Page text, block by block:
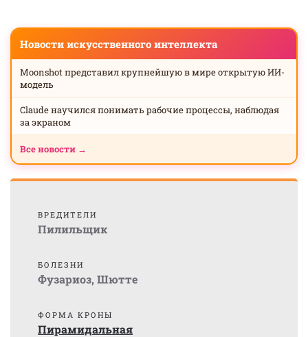
Новости искусственного интеллекта
Moonshot представил крупнейшую в мире открытую ИИ-
модель
Claude научился понимать рабочие процессы, наблюдая
за экраном
Все новости →
ВРЕДИТЕЛИ
Пилильщик
БОЛЕЗНИ
Фузариоз, Шютте
ФОРМА КРОНЫ
Пирамидальная